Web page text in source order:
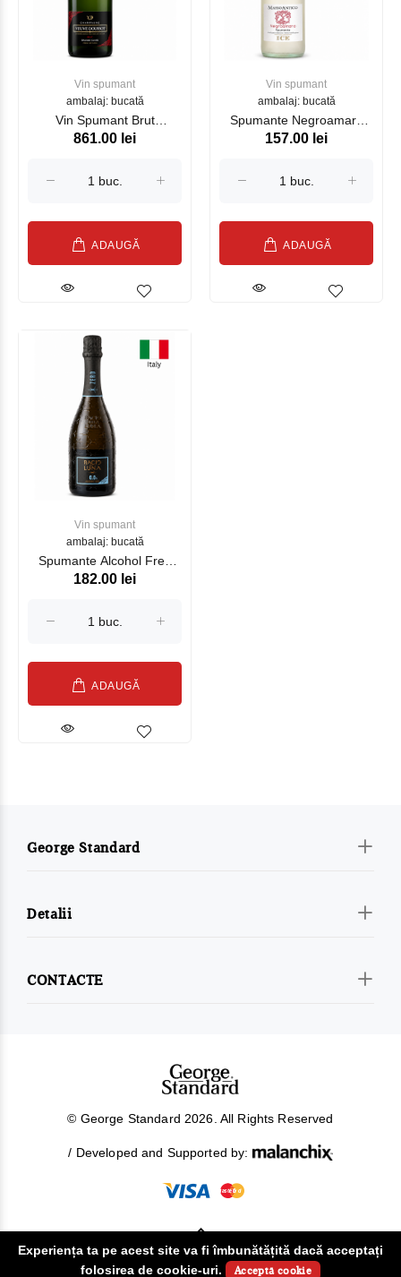
Vin spumant
ambalaj: bucată
Vin Spumant Brut
Champagne Veuve
750ml
861.00 lei
ADAUGĂ
Vin spumant
ambalaj: bucată
Spumante Negroamaro
ICE Masso Antico 750 ml
157.00 lei
ADAUGĂ
Vin spumant
ambalaj: bucată
Spumante Alcohol Free
Bacio Della Luna 750 ml
182.00 lei
ADAUGĂ
George Standard
Detalii
CONTACTE
© George Standard 2026. All Rights Reserved
/ Developed and Supported by:
!
Experiența ta pe acest site va fi îmbunătățită dacă acceptați
folosirea de cookie-uri.
Acceptă cookie